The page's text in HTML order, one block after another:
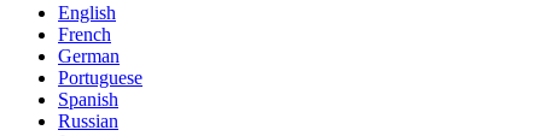
English
French
German
Portuguese
Spanish
Russian